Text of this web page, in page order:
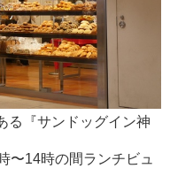
る『サンドッグイン神
〜14時の間ランチビュ